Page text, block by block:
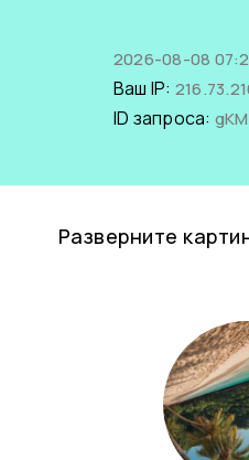
2026-08-08
Ваш IP:
ID запроса:
Разверните